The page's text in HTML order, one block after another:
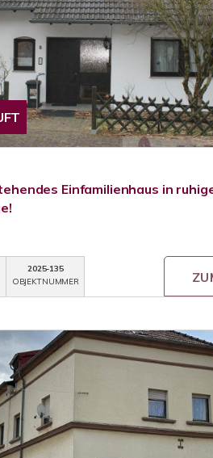
Einfamilienhaus in
2025-135
OBJEKTNUMMER